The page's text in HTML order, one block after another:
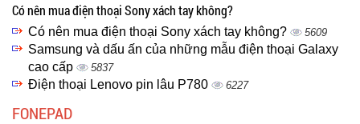
Có nên mua điện thoại Sony xách tay không?
Có nên mua điện thoại Sony xách tay không? 5609
Samsung và dấu ấn của những mẫu điện thoại Galaxy
cao cấp
5837
Điện thoại Lenovo pin lâu P780 6227
FONEPAD